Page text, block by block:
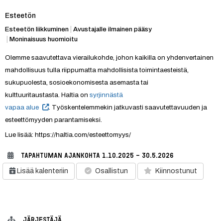
Kategoria:
Esteetön
Esteetön liikkuminen Avustajalle ilmainen pääsy
Moninaisuus huomioitu
Olemme saavutettava vierailukohde, johon kaikilla on yhdenvertainen
mahdollisuus tulla riippumatta mahdollisista toimintaesteistä,
sukupuolesta, sosioekonomisesta asemasta tai
kulttuuritaustasta. Haltia on syrjinnästä
vapaa alue
. Työskentelemmekin jatkuvasti saavutettavuuden ja
esteettömyyden parantamiseksi.
Lue lisää: https://haltia.com/esteettomyys/
TAPAHTUMAN AJANKOHTA 1.10.2025 - 30.5.2026
Lisää kalenteriin Osallistun Kiinnostunut
JÄRJESTÄJÄ